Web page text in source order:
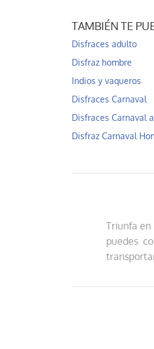
TAMBIÉN TE
Disfraces adulto
Disfraz hombre
Indios y vaqueros
Disfraces Carnaval
Disfraces Carnaval
Disfraz Carnaval
Triunfa
puedes